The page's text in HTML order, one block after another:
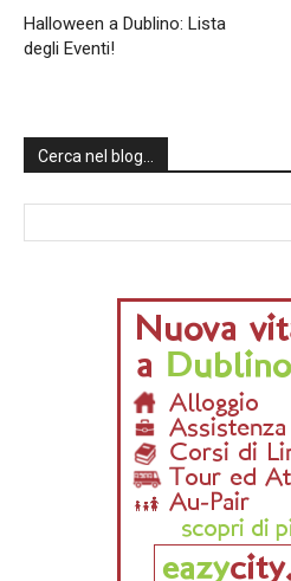
Halloween a Dublino: Lista
degli Eventi!
Cerca nel blog…